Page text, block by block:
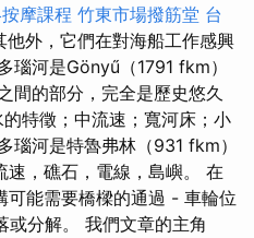
摩課程 竹東市場撥筋堂 台
他外，它們在對海船工作感興
瑙河是Gönyű（1791 fkm）
的部分，完全是歷史悠久
特徵；中流速；寬河床；小
瑙河是特魯弗林（931 fkm）
，礁石，電線，島嶼。 在
可能需要橋樑的通過 - 車輪位
分解。 我們文章的主角